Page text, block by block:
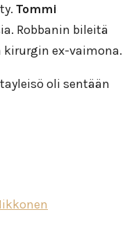
Tommi
Robbanin bileitä
ex-vaimona.
oli sentään